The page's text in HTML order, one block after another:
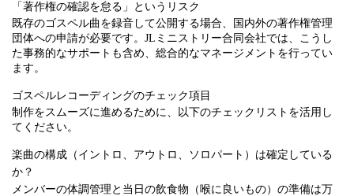
「著作権の確認を怠る」というリスク
既存のゴスペル曲を録音して公開する場合、国内外の著作権管理
団体への申請が必要です。JLミニストリー合同会社では、こうし
た事務的なサポートも含め、総合的なマネージメントを行ってい
ます。
ゴスペルレコーディングのチェック項目
制作をスムーズに進めるために、以下のチェックリストを活用し
てください。
楽曲の構成（イントロ、アウトロ、ソロパート）は確定している
か？
メンバーの体調管理と当日の飲食物（喉に良いもの）の準備は万